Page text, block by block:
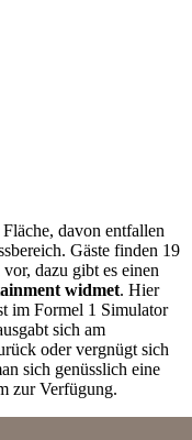
davon entfallen
Gäste finden 19
dazu gibt es einen
widmet. Hier
im Formel 1 Simulator
sich am
oder vergnügt sich
sich genüsslich eine
zur Verfügung.